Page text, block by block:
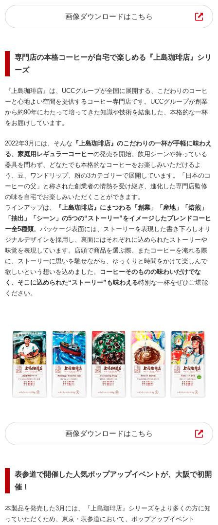
画像ダウンロードはこちら
専門店の本格コーヒーが自宅で楽しめる『上島珈琲店』シリ
ーズ
『上島珈琲店』は、UCCグループが全国に展開する、こだわりのコーヒ
ーと心地よい空間を提供するコーヒー専門店です。UCCグループが創業
から約90年にわたって培ってきた知識や技術を結集した、本格的な一杯
をお届けしています。
2022年3月には、そんな 『上島珈琲店』のこだわりの一杯が手軽に味わえ
る、家庭用レギュラーコーヒーの発売を開始。飲用シーンや持っている
器具を問わず、どなたでも本格的なコーヒーをお楽しみいただけるよ
う、豆、ワンドリップ、粉の3カテゴリーで展開しています。「日本のコ
ーヒーの父」と称された創業者の情熱を受け継ぎ、進化した専門店監修
の味を自宅でお楽しみいただくことができます。
ラインアップは、
『上島珈琲店』にまつわる「創業」「産地」「焙煎」
「抽出」「シーン」の5つの“ストーリー”をイメージしたブレンドコーヒ
ー全5種類。パッケージ表面には、ストーリーを表現した書き下ろしオリ
ジナルデザインを採用し、裏面にはそれぞれに込められたストーリーや
味覚を表現しています。店頭で商品を選ぶ際、またコーヒーを淹れる際
に、ストーリーに思いを馳せながら、ゆっくりと時間をかけて楽しんで
欲しいという想いを込めました。
コーヒーそのものの味わいだけでな
く、そこに込められた“ストーリー”も味わえる特別な一杯をぜひご堪能
ください。
画像ダウンロードはこちら
表参道で開催した人気ポップアップイベントが、大阪で初開
催！
本製品を発売した3月には、『上島珈琲店』シリーズをより多くの方に知
っていただくため、東京・表参道において、ポップアップイベント